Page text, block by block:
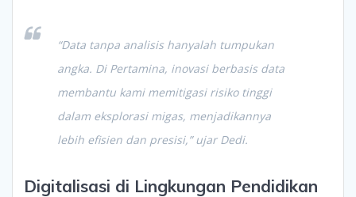
“Data tanpa analisis hanyalah tumpukan
angka. Di Pertamina, inovasi berbasis data
membantu kami memitigasi risiko tinggi
dalam eksplorasi migas, menjadikannya
lebih efisien dan presisi,” ujar Dedi.
Digitalisasi di Lingkungan Pendidikan